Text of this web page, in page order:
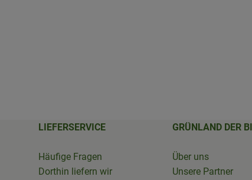
LIEFERSERVICE
Häufige Fragen
Dorthin liefern wir
GRÜNLAND DER
Über uns
Unsere Partner